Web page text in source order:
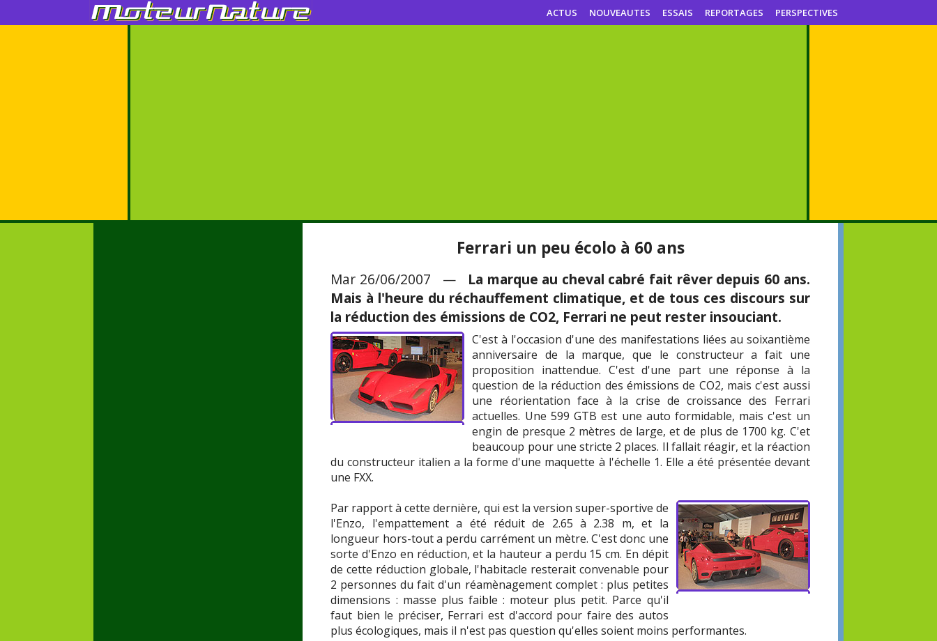
ACTUS NOUVEAUTES ESSAIS REPORTAGES PERSPECTIVES
Ferrari un peu écolo à 60 ans
Mar 26/06/2007 — La marque au cheval cabré fait rêver depuis 60 ans.
Mais à l'heure du réchauffement climatique, et de tous ces discours sur
la réduction des émissions de CO2, Ferrari ne peut rester insouciant.
C'est à l'occasion d'une des manifestations liées au soixantième
anniversaire de la marque, que le constructeur a fait une
proposition inattendue. C'est d'une part une réponse à la
question de la réduction des émissions de CO2, mais c'est aussi
une réorientation face à la crise de croissance des Ferrari
actuelles. Une 599 GTB est une auto formidable, mais c'est un
engin de presque 2 mètres de large, et de plus de 1700 kg. C'et
beaucoup pour une stricte 2 places. Il fallait réagir, et la réaction
du constructeur italien a la forme d'une maquette à l'échelle 1. Elle a été présentée devant
une FXX.
Par rapport à cette dernière, qui est la version super-sportive de
l'Enzo, l'empattement a été réduit de 2.65 à 2.38 m, et la
longueur hors-tout a perdu carrément un mètre. C'est donc une
sorte d'Enzo en réduction, et la hauteur a perdu 15 cm. En dépit
de cette réduction globale, l'habitacle resterait convenable pour
2 personnes du fait d'un réamènagement complet : plus petites
dimensions : masse plus faible : moteur plus petit. Parce qu'il
faut bien le préciser, Ferrari est d'accord pour faire des autos
plus écologiques, mais il n'est pas question qu'elles soient moins performantes.